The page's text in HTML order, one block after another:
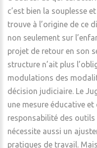
c’est bien la souplesse
trouve à l’origine de ce
non seulement sur
projet de retour en son
structure n’ait plus
modulations des
décision judiciaire. Le
une mesure éducative
responsabilité des
nécessite aussi un
pratiques de travail.